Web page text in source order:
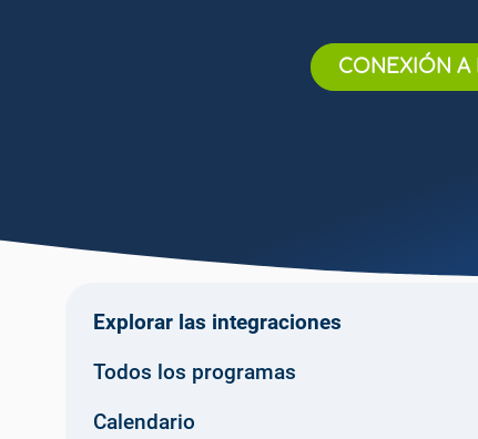
CONEXIÓN A
Explorar las integraciones
Todos los programas
Calendario